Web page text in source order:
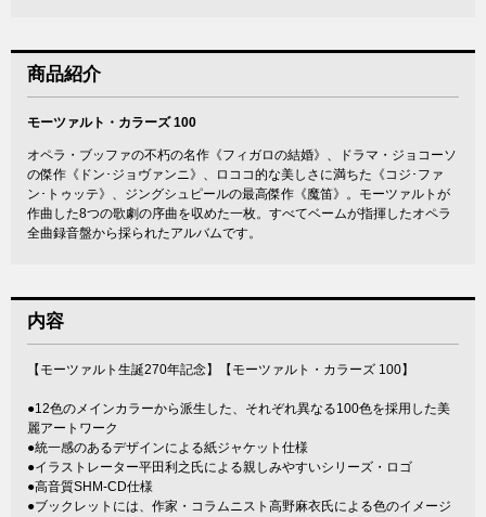
商品紹介
モーツァルト・カラーズ 100
オペラ・ブッファの不朽の名作《フィガロの結婚》、ドラマ・ジョコーソ
の傑作《ドン･ジョヴァンニ》、ロココ的な美しさに満ちた《コジ･ファ
ン･トゥッテ》、ジングシュピールの最高傑作《魔笛》。モーツァルトが
作曲した8つの歌劇の序曲を収めた一枚。すべてベームが指揮したオペラ
全曲録音盤から採られたアルバムです。
内容
【モーツァルト生誕270年記念】【モーツァルト・カラーズ 100】
●12色のメインカラーから派生した、それぞれ異なる100色を採用した美
麗アートワーク
●統一感のあるデザインによる紙ジャケット仕様
●イラストレーター平田利之氏による親しみやすいシリーズ・ロゴ
●高音質SHM-CD仕様
●ブックレットには、作家・コラムニスト高野麻衣氏による色のイメージ